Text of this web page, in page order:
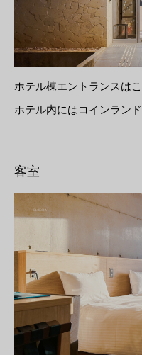
ホテル棟エントランスはこ
ホテル内にはコインラン
客室